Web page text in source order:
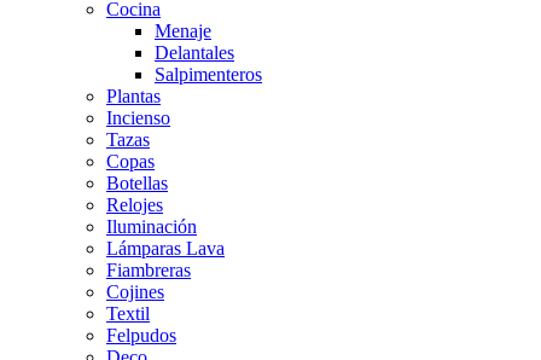
Cocina
Menaje
Delantales
Salpimenteros
Plantas
Incienso
Tazas
Copas
Botellas
Relojes
Iluminación
Lámparas Lava
Fiambreras
Cojines
Textil
Felpudos